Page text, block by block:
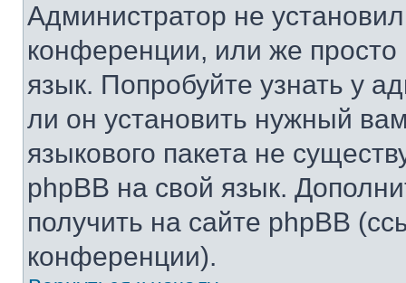
Администратор не
конференции, или же
язык. Попробуйте узнать у
ли он установить нужный
языкового пакета не
phpBB на свой язык.
получить на сайте phpBB
конференции).